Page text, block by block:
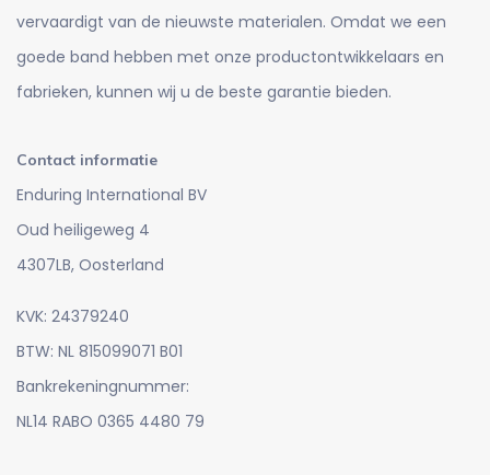
vervaardigt van de nieuwste materialen. Omdat we een
goede band hebben met onze productontwikkelaars en
fabrieken, kunnen wij u de beste garantie bieden.
Contact informatie
Enduring International BV
Oud heiligeweg 4
4307LB, Oosterland
KVK: 24379240
BTW: NL 815099071 B01
Bankrekeningnummer:
NL14 RABO 0365 4480 79